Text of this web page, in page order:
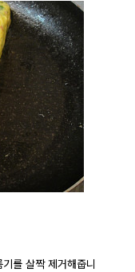
를 살짝 제거해줍니